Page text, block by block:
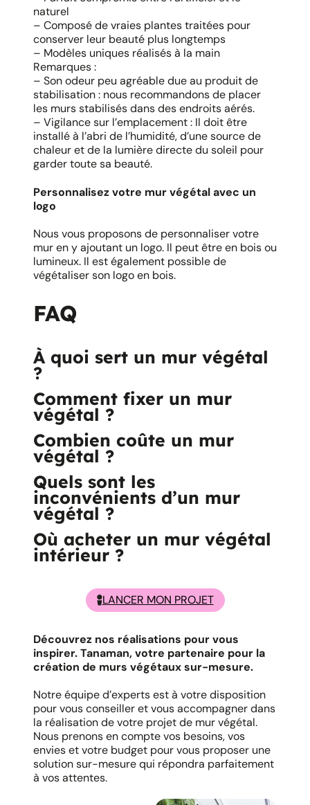
naturel
– Composé de vraies plantes traitées pour
conserver leur beauté plus longtemps
– Modèles uniques réalisés à la main
Remarques :
– Son odeur peu agréable due au produit de
stabilisation : nous recommandons de placer
les murs stabilisés dans des endroits aérés.
– Vigilance sur l’emplacement : Il doit être
installé à l’abri de l’humidité, d’une source de
chaleur et de la lumière directe du soleil pour
garder toute sa beauté.
Personnalisez votre mur végétal avec un
logo
Nous vous proposons de personnaliser votre
mur en y ajoutant un logo. Il peut être en bois ou
lumineux. Il est également possible de
végétaliser son logo en bois.
FAQ
À quoi sert un mur végétal
?
Comment fixer un mur
végétal ?
Combien coûte un mur
végétal ?
Quels sont les
inconvénients d’un mur
végétal ?
Où acheter un mur végétal
intérieur ?
LANCER MON PROJET
Découvrez nos réalisations pour vous
inspirer. Tanaman, votre partenaire pour la
création de murs végétaux sur-mesure.
Notre équipe d’experts est à votre disposition
pour vous conseiller et vous accompagner dans
la réalisation de votre projet de mur végétal.
Nous prenons en compte vos besoins, vos
envies et votre budget pour vous proposer une
solution sur-mesure qui répondra parfaitement
à vos attentes.